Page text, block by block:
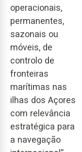
operacionais,
permanentes,
sazonais ou
móveis, de
controlo de
fronteiras
marítimas nas
ilhas dos Açores
com relevância
estratégica para
a navegação